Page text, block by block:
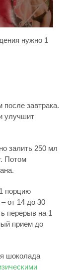
нужно 1
завтрака.
улучшит
залить 250 мл
Потом
порцию
от 14 до 30
перерыв на 1
прием до
шоколада